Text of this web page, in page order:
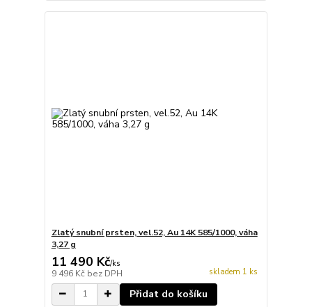
Zlatý snubní prsten, vel.52, Au 14K 585/1000, váha
3,27 g
11 490 Kč/ks
9 496 Kč bez DPH skladem 1 ks
Přidat do košíku